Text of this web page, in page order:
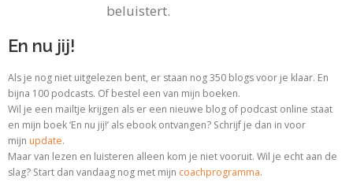
beluistert.
En nu jij!
Als je nog niet uitgelezen bent, er staan nog 350 blogs voor je klaar. En
bijna 100 podcasts. Of bestel een van mijn boeken.
Wil je een mailtje krijgen als er een nieuwe blog of podcast online staat
en mijn boek ‘En nu jij!’ als ebook ontvangen? Schrijf je dan in voor
mijn update.
Maar van lezen en luisteren alleen kom je niet vooruit. Wil je echt aan de
slag? Start dan vandaag nog met mijn coachprogramma.